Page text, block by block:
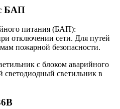
БАП
питания (БАП):
отключении сети. Для путей
пожарной безопасности.
с блоком аварийного
светильник в